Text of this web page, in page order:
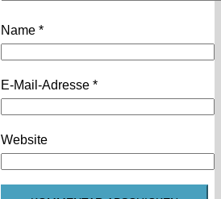
Name *
E-Mail-Adresse *
Website